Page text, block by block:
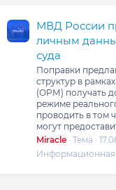
МВД России
личным
суда
Поправки
структур в
(ОРМ) получать
режиме
проводить в том
могут
Miracle Тема
Информационная